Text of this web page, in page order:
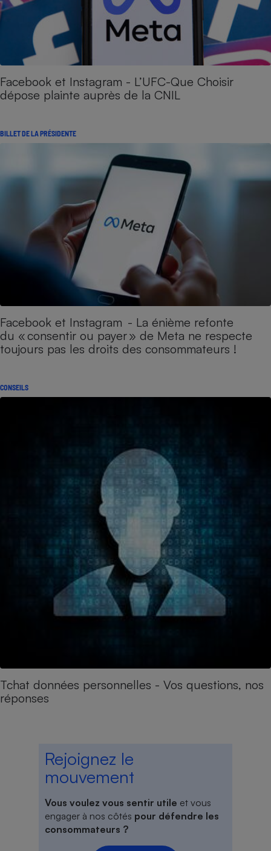
Facebook et Instagram - L’UFC-Que Choisir
dépose plainte auprès de la CNIL
BILLET DE LA PRÉSIDENTE
Facebook et Instagram - La énième refonte
du « consentir ou payer » de Meta ne respecte
toujours pas les droits des consommateurs !
CONSEILS
Tchat données personnelles - Vos questions, nos
réponses
Rejoignez le
mouvement
Vous voulez vous sentir utile et vous
engager à nos côtés pour défendre les
consommateurs ?